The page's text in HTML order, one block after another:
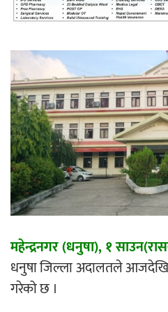
रौतहटमा
श्रीमती
कैद, एक लाख
महेन्द्रनगर (धनुषा), १
धनुषा जिल्ला अदालतले आजदेखि
गरेको छ ।